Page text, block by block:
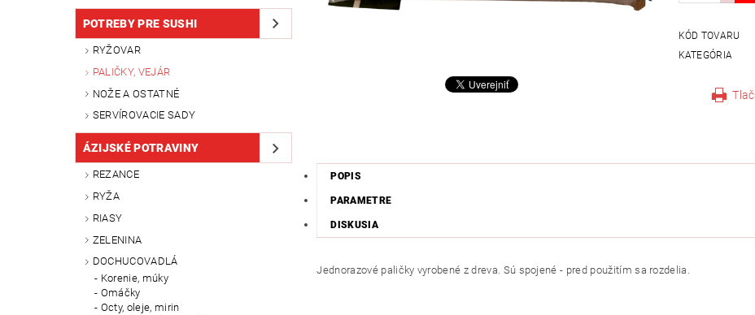
POTREBY PRE SUSHI
RYŽOVAR
PALIČKY, VEJÁR
NOŽE A OSTATNÉ
SERVÍROVACIE SADY
ÁZIJSKÉ POTRAVINY
REZANCE
RYŽA
RIASY
ZELENINA
DOCHUCOVADLÁ
Korenie, múky
Omáčky
Octy, oleje, mirin
KÓD TOVARU
KATEGÓRIA
Tlač
POPIS
PARAMETRE
DISKUSIA
Jednorazové paličky vyrobené z dreva. Sú spojené - pred použitím sa rozdelia.